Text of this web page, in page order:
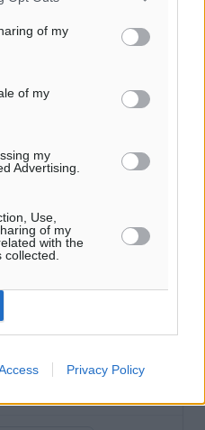
of my
of my
my
Advertising.
Use,
of my
with the
Privacy Policy
μικρών στη 12άδα
και μια κοινότητα
της λογομαχούν
ως προσωπικό δώρο στον